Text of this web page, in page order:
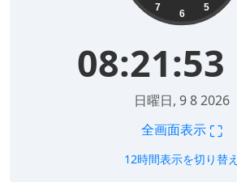
5
6
7
08:21:53
日曜日, 9 8 2026
全画面表示 ⛶
12時間表示を切り替え